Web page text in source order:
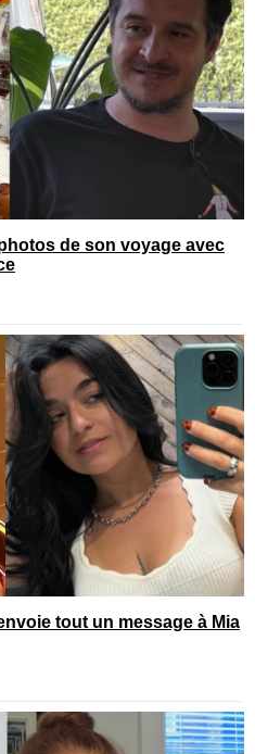
de son voyage avec
tout un message à Mia